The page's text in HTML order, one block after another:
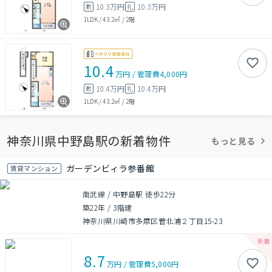
敷 10.3万円 礼 10.3万円
1LDK/43.2㎡ / 2階
10.4万円 /管理費4,000円
敷 10.4万円 礼 10.4万円
1LDK/43.2㎡ /2階
神奈川県中野島駅の新着物件 もっと見る
賃貸マンション ガーデンビィラ参番館
南武線 / 中野島駅 徒歩22分
築22年 / 3階建
神奈川県川崎市多摩区菅北浦２丁目15-23
8.7 万円 /管理費5,000円